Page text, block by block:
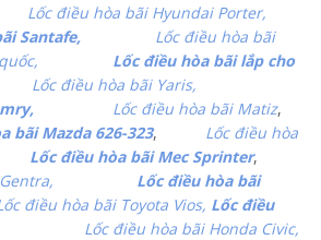
Lốc điều hòa bãi Hyundai Porter,
Santafe,
Lốc điều hòa bãi
Lốc điều hòa bãi lắp cho
Lốc điều hòa bãi Yaris,
Lốc điều hòa bãi Matiz,
bãi Mazda 626-323, Lốc điều hòa
Lốc điều hòa bãi Mec Sprinter,
Lốc điều hòa bãi
điều hòa bãi Toyota Vios, Lốc điều
Lốc điều hòa bãi Honda Civic,